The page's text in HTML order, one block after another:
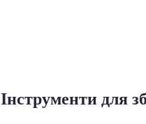
Інструменти для